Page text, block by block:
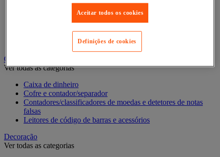
Pastas de arquivo, separadores e bolsas
Pastas e classificadores
Contagem e registo de valores
Ver todas as categorias
Caixa de dinheiro
Cofre e contador/separador
Contadores/classificadores de moedas e detetores de notas
falsas
Leitores de código de barras e acessórios
Decoração
Ver todas as categorias
Aceitar todos os cookies
Definições de cookies